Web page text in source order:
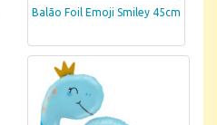
Balão Foil Emoji Smiley 45cm